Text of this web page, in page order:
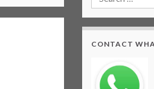
CONTACT